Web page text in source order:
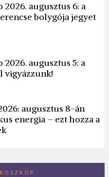
augusztus 6: a
bolygója jegyet
augusztus 5: a
vigyázzunk!
augusztus 8-án
energia – ezt hozza a